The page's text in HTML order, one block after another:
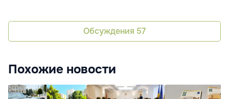
Обсуждения 57
Похожие новости